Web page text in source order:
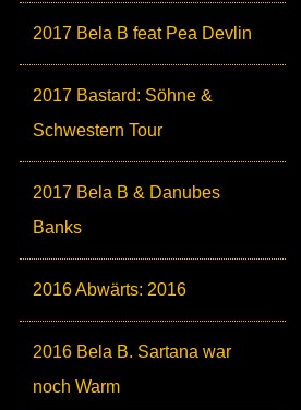
2017 Bela B feat Pea Devlin
2017 Bastard: Söhne &
Schwestern Tour
2017 Bela B & Danubes
Banks
2016 Abwärts: 2016
2016 Bela B. Sartana war
noch Warm